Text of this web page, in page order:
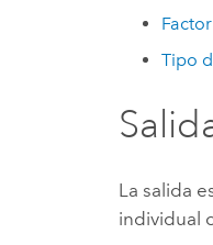
Tipo
La salida
individual